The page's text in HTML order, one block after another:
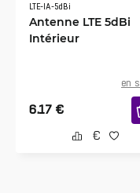
LTE-IA-5dBi
Antenne LTE 5dBi
Intérieur
en
6.17 €